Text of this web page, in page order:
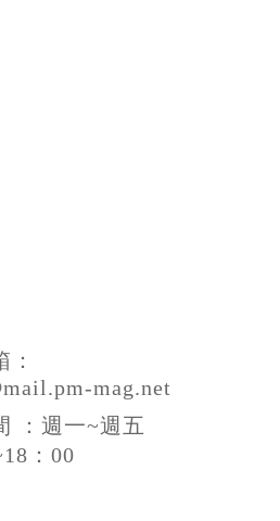
mag.net
：週一~週五
：00